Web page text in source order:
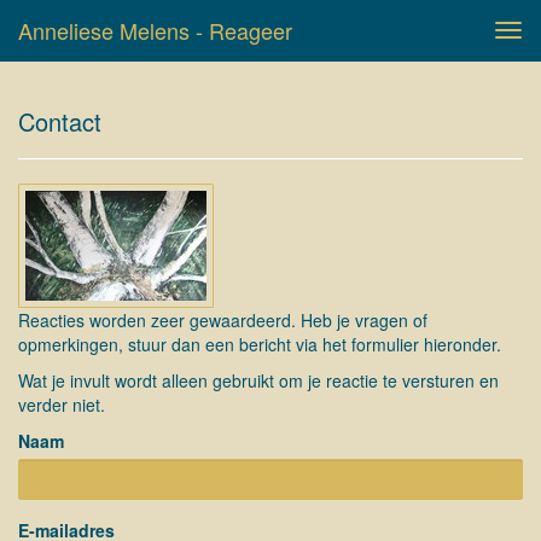
Anneliese Melens - Reageer
Contact
Reacties worden zeer gewaardeerd. Heb je vragen of
opmerkingen, stuur dan een bericht via het formulier hieronder.
Wat je invult wordt alleen gebruikt om je reactie te versturen en
verder niet.
Naam
E-mailadres